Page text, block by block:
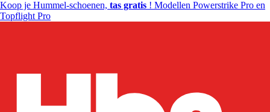
Koop je Hummel-schoenen, tas gratis ! Modellen Powerstrike Pro en
Topflight Pro